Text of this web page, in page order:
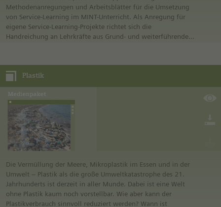
Wissen zur eigenen gesunden Lebensweise weiterentwickeln.
Vom Landesinstitut für Schulqualität und Lehrerbildung
Sachsen-Anhalt (LISA) in Zusammenarbeit mit der Siemens
Stiftung erstelltes Material für den inklusiven Unterricht zum
In Ergänzung zu den einzeln verfügbaren Dateien dieses
Medienpakets sind alle diese Medien zusammengefasst in der
PDF-Datei „Inklusive Materialien zu Gesundheit Experimento |
10+“. Diese kann ebenfalls heruntergeladen werden.
Methodenanregungen und Arbeitsblätter für die Umsetzung
von Service-Learning im MINT-Unterricht. Als Anregung für
eigene Service-Learning-Projekte richtet sich die
Handreichung an Lehrkräfte aus Grund- und weiterführenden
Die Lehr- und Lernform Service-Learning bereichert den MINT-
Unterricht durch handlungsorientiertes und lebensnahes
Erfahrungslernen. Service-Learning – Lernen durch
Engagement verbindet schulisches Lernen mit
gesellschaftlichem Engagement und fördert so die
Wertebildung im naturwissenschaftlich-technischen
Unterricht: Die Schülerinnen und Schüler engagieren sich in
ihrem Stadtteil oder ihrer Gemeinde und erleben so die
gesellschaftliche Relevanz von Naturwissenschaften und
bauen sie ihre Wertevorstellungen aktiv aus.
Von Siemens Stiftung und Freudenberg Stiftung erstelltes
Material für den Einsatz im naturwissenschaftlich-technischen
Unterricht.
Plastik
Die Vermüllung der Meere, Mikroplastik im Essen und in der
Umwelt – Plastik als die große Umweltkatastrophe des 21.
Jahrhunderts ist derzeit in aller Munde. Dabei ist eine Welt
ohne Plastik kaum noch vorstellbar. Wie aber kann der
Plastikverbrauch sinnvoll reduziert werden? Wann ist